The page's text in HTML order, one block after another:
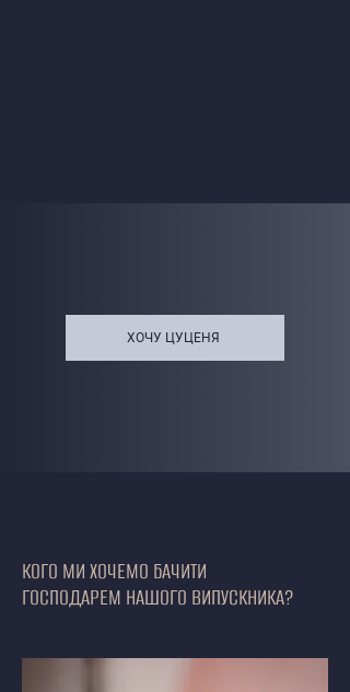
ХОЧУ ЦУЦЕНЯ
КОГО МИ ХОЧЕМО БАЧИТИ
ГОСПОДАРЕМ НАШОГО ВИПУСКНИКА?